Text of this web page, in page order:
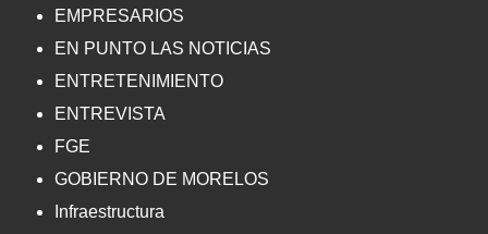
EMPRESARIOS
EN PUNTO LAS NOTICIAS
ENTRETENIMIENTO
ENTREVISTA
FGE
GOBIERNO DE MORELOS
Infraestructura